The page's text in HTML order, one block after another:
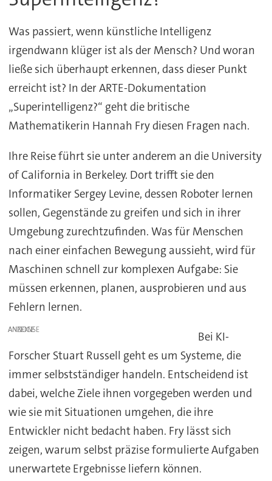
Was passiert, wenn künstliche Intelligenz
irgendwann klüger ist als der Mensch? Und woran
ließe sich überhaupt erkennen, dass dieser Punkt
erreicht ist? In der ARTE-Dokumentation
„Superintelligenz?“ geht die britische
Mathematikerin Hannah Fry diesen Fragen nach.
Ihre Reise führt sie unter anderem an die University
of California in Berkeley. Dort trifft sie den
Informatiker Sergey Levine, dessen Roboter lernen
sollen, Gegenstände zu greifen und sich in ihrer
Umgebung zurechtzufinden. Was für Menschen
nach einer einfachen Bewegung aussieht, wird für
Maschinen schnell zur komplexen Aufgabe: Sie
müssen erkennen, planen, ausprobieren und aus
Fehlern lernen.
ANZEIGE
Bei KI-
Forscher Stuart Russell geht es um Systeme, die
immer selbstständiger handeln. Entscheidend ist
dabei, welche Ziele ihnen vorgegeben werden und
wie sie mit Situationen umgehen, die ihre
Entwickler nicht bedacht haben. Fry lässt sich
zeigen, warum selbst präzise formulierte Aufgaben
unerwartete Ergebnisse liefern können.